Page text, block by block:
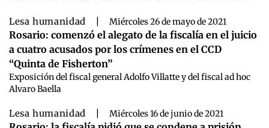
Lesa humanidad Miércoles 26 de mayo de 2021
Rosario: comenzó el alegato de la fiscalía en el juicio
a cuatro acusados por los crímenes en el CCD
“Quinta de Fisherton”
Exposición del fiscal general Adolfo Villatte y del fiscal ad hoc
Alvaro Baella
Lesa humanidad Miércoles 16 de junio de 2021